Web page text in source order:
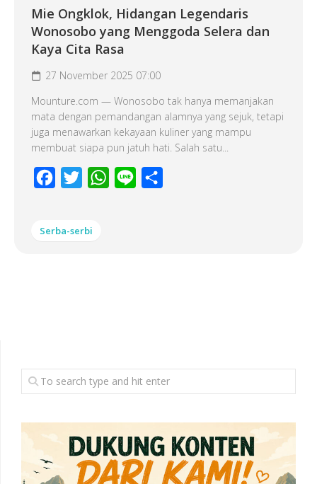
Mie Ongklok, Hidangan Legendaris
Wonosobo yang Menggoda Selera dan
Kaya Cita Rasa
27 November 2025 07:00
Mounture.com — Wonosobo tak hanya memanjakan
mata dengan pemandangan alamnya yang sejuk, tetapi
juga menawarkan kekayaan kuliner yang mampu
membuat siapa pun jatuh hati. Salah satu...
Facebook
Twitter WhatsApp
Line
Serba-serbi